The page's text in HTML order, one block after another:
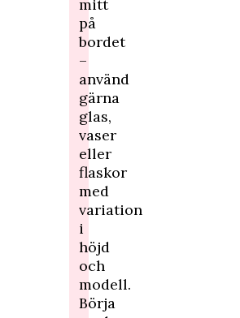
mitt
på
bordet
–
använd
gärna
glas,
vaser
eller
flaskor
med
variation
i
höjd
och
modell.
Börja